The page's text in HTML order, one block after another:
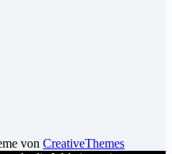
von CreativeThemes